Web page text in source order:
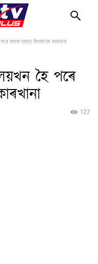
মাদক দ্ৰব্য উৎপাদনৰ কাৰখানা
হৈ পৰে
127